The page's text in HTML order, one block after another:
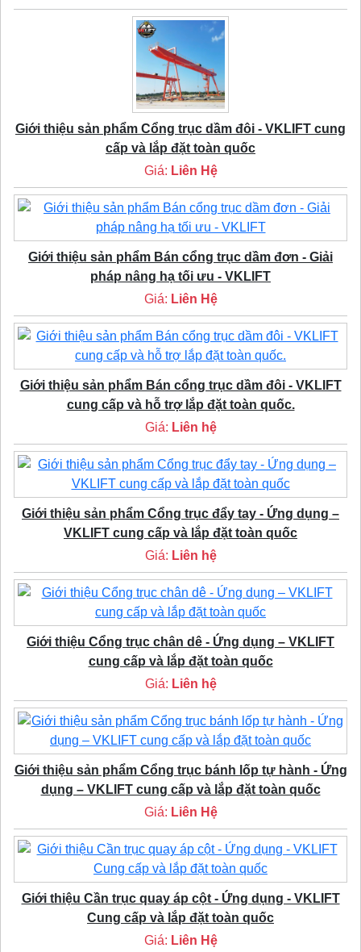
Giới thiệu sản phẩm Cổng trục dầm đôi - VKLIFT cung
cấp và lắp đặt toàn quốc
Giá: Liên Hệ
Giới thiệu sản phẩm Bán cổng trục dầm đơn - Giải
pháp nâng hạ tối ưu - VKLIFT
Giá: Liên Hệ
Giới thiệu sản phẩm Bán cổng trục dầm đôi - VKLIFT
cung cấp và hỗ trợ lắp đặt toàn quốc.
Giá: Liên hệ
Giới thiệu sản phẩm Cổng trục đẩy tay - Ứng dụng –
VKLIFT cung cấp và lắp đặt toàn quốc
Giá: Liên hệ
Giới thiệu Cổng trục chân dê - Ứng dụng – VKLIFT
cung cấp và lắp đặt toàn quốc
Giá: Liên hệ
Giới thiệu sản phẩm Cổng trục bánh lốp tự hành - Ứng
dụng – VKLIFT cung cấp và lắp đặt toàn quốc
Giá: Liên Hệ
Giới thiệu Cần trục quay áp cột - Ứng dụng - VKLIFT
Cung cấp và lắp đặt toàn quốc
Giá: Liên Hệ